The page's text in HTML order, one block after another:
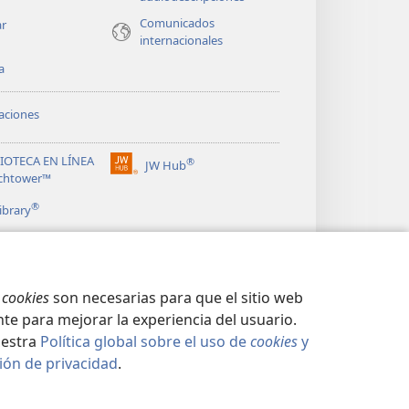
cookiesson necesarias para que el sitio web
para mejorar la experiencia del usuario.
Política global sobre el uso decookiesy
de privacidad.
Comunicados
internacionales
EN LÍNEA
JW Hub®
(abre
®
| CONFIGURACIÓN DE PRIVACIDAD